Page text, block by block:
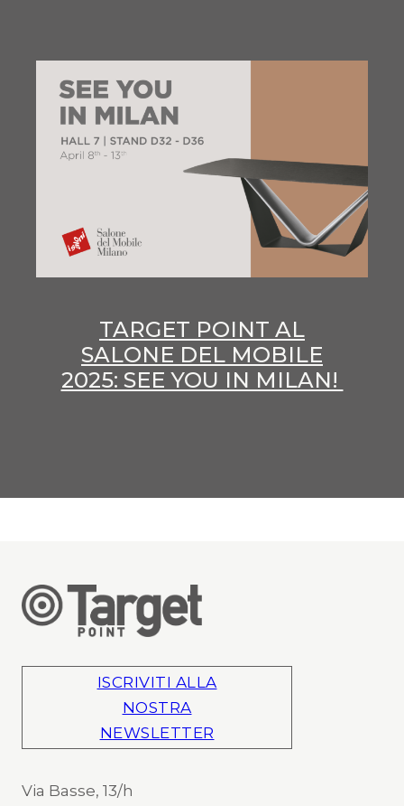
TARGET POINT AL
SALONE DEL MOBILE
2025: SEE YOU IN MILAN!
ISCRIVITI ALLA
NOSTRA
NEWSLETTER
Via Basse, 13/h